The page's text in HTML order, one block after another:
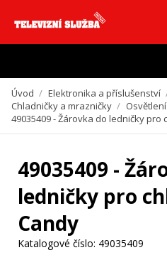
Vzhledem k aktuální situaci se může
zpozdit.
Úvod / Elektronika a příslušenství
Chladničky a mrazničky / Osvětlení
49035409 - Žárovka do ledničky pro
49035409 -
ledničky pro
Candy
Katalogové číslo: 49035409